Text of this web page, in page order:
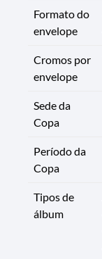
Formato do
envelope
Cromos por
envelope
Sede da
Copa
Período da
Copa
Tipos de
álbum